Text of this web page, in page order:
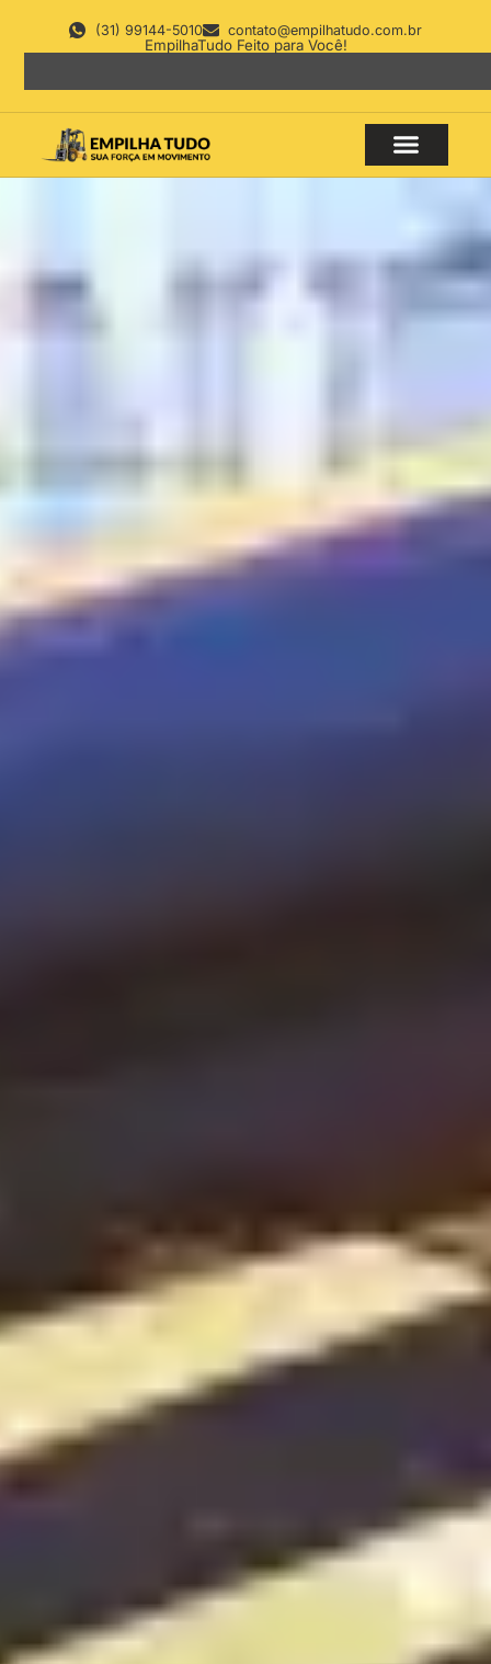
(31) 99144-5010 contato@empilhatudo.com.br
EmpilhaTudo Feito para Você!